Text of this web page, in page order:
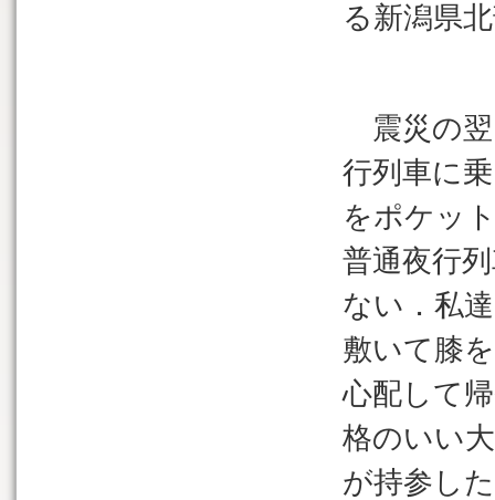
る新潟県
震災の翌
行列車に
をポケッ
普通夜行
ない．私
敷いて膝
心配して
格のいい
が持参し